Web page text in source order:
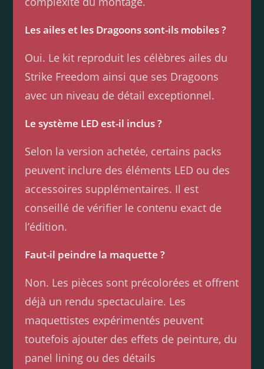
Les ailes et les Dragoons sont-ils mobiles ?
Oui. Le kit reproduit les célèbres ailes du
Strike Freedom ainsi que ses Dragoons
avec un niveau de détail exceptionnel.
Le système LED est-il inclus ?
Selon la version achetée, certains packs
peuvent inclure des éléments LED ou des
accessoires supplémentaires. Il est
conseillé de vérifier le contenu exact de
l’édition.
Faut-il peindre la maquette ?
Non. Les pièces sont précolorées et offrent
déjà un rendu spectaculaire. Les
maquettistes expérimentés peuvent
toutefois ajouter des effets de peinture, du
panel lining ou des détails